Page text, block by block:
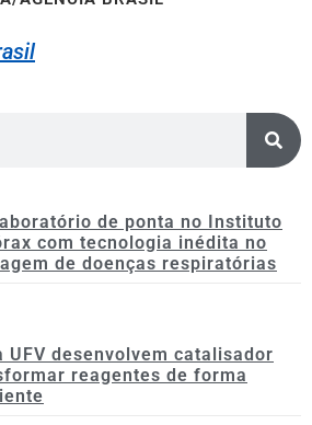
de ponta no Instituto
com tecnologia inédita no
de doenças respiratórias
UFV desenvolvem catalisador
reagentes de forma